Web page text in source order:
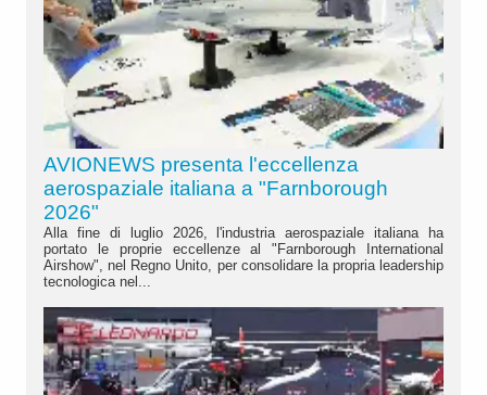
AVIONEWS presenta l'eccellenza
aerospaziale italiana a "Farnborough
2026"
Alla fine di luglio 2026, l'industria aerospaziale italiana ha
portato le proprie eccellenze al "Farnborough International
Airshow", nel Regno Unito, per consolidare la propria leadership
tecnologica nel...